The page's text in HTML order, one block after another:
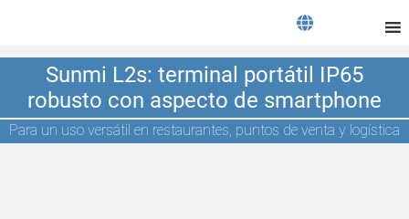
Sunmi L2s: terminal portátil IP65
robusto con aspecto de smartphone
Para un uso versátil en restaurantes, puntos de venta y logística